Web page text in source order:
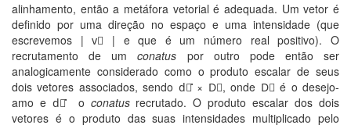
alinhamento, então a metáfora vetorial é adequada. Um vetor é
definido por uma direção no espaço e uma intensidade (que
escrevemos | v⃗ | e que é um número real positivo). O
recrutamento de umconatus por outro pode então ser
analogicamente considerado como o produto escalar de seus
dois vetores associados, sendo d⃗ ̇̇̇× D⃗, onde D⃗ é o desejo-
amo e d⃗ ̇̇̇ o conatusrecrutado. O produto escalar dos dois
vetores é o produto das suas intensidades multiplicado pelo